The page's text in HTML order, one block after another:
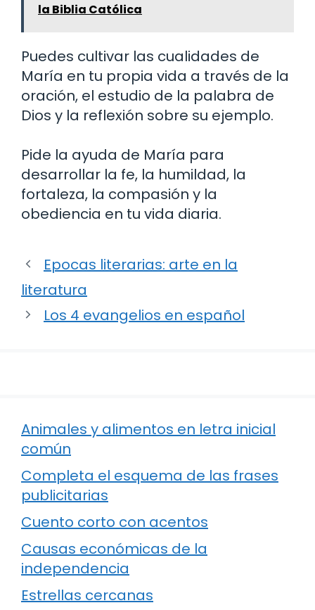
la Biblia Católica
Puedes cultivar las cualidades de
María en tu propia vida a través de la
oración, el estudio de la palabra de
Dios y la reflexión sobre su ejemplo.
Pide la ayuda de María para
desarrollar la fe, la humildad, la
fortaleza, la compasión y la
obediencia en tu vida diaria.
Epocas literarias: arte en la
literatura
Los 4 evangelios en español
Animales y alimentos en letra inicial
común
Completa el esquema de las frases
publicitarias
Cuento corto con acentos
Causas económicas de la
independencia
Estrellas cercanas